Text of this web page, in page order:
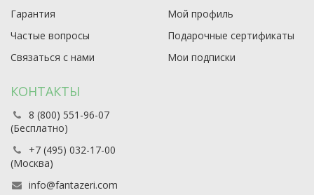
Гарантия
Частые вопросы
Связаться с нами
Мой профиль
Подарочные сертификаты
Мои подписки
КОНТАКТЫ
8 (800) 551-96-07
(Бесплатно)
+7 (495) 032-17-00
(Москва)
info@fantazeri.com